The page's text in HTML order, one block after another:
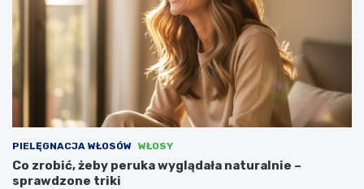
PIELĘGNACJA WŁOSÓW WŁOSY
Co zrobić, żeby peruka wyglądała naturalnie –
sprawdzone triki